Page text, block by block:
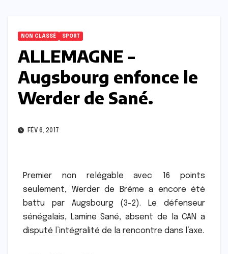
NON CLASSÉ SPORT
ALLEMAGNE –
Augsbourg enfonce le
Werder de Sané.
FÉV 6, 2017
Premier non relégable avec 16 points
seulement, Werder de Brême a encore été
battu par Augsbourg (3-2). Le défenseur
sénégalais, Lamine Sané, absent de la CAN a
disputé l’intégralité de la rencontre dans l’axe.